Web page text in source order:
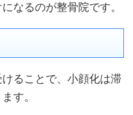
なるのが整骨院です。
ることで、小顔化は滞
す。